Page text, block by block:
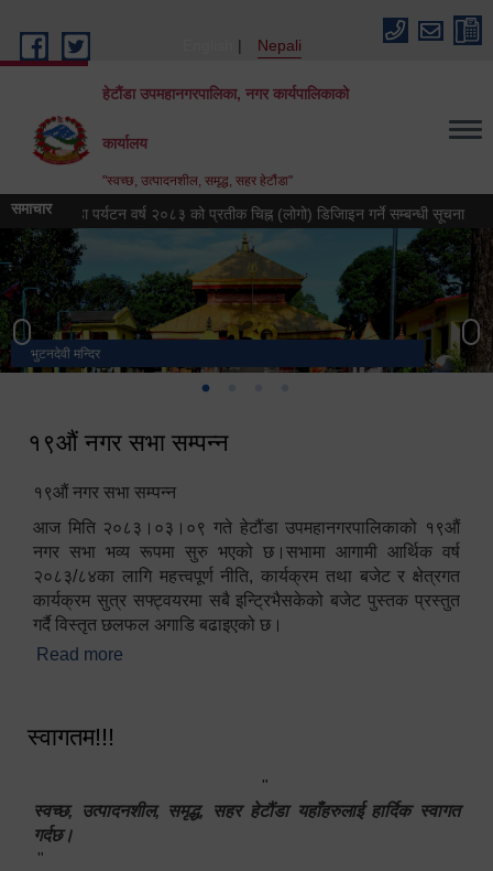
Nepali
हेटौंडा उपमहानगरपालिका, नगर कार्यपालिकाको
कार्यालय
"स्वच्छ, उत्पादनशील, समृद्ध, सहर हेटौंडा"
समाचार
हेटौंडा पर्यटन वर्ष २०८३ को प्रतीक चिह्न (लोगो) डिजिाइन गर्ने सम्बन्धी सूचना
भुटनदेवी मन्दिर
स्मारक
हेटौंडा उपमहानगरपालिका नगर कार्यपालिकाको कार्यालय
मनकामना डाँडाबाट देखिएको दृश्य
१९औं नगर सभा सम्पन्न
१९औं नगर सभा सम्पन्न
आज मिति २०८३।०३।०९ गते हेटौंडा उपमहानगरपालिकाको १९औं
नगर सभा भव्य रूपमा सुरु भएको छ।सभामा आगामी आर्थिक वर्ष
२०८३/८४का लागि महत्त्वपूर्ण नीति, कार्यक्रम तथा बजेट र क्षेत्रगत
कार्यक्रम सुत्र सफ्ट्वयरमा सबै इन्ट्रिभैसकेको बजेट पुस्तक प्रस्तुत
गर्दै विस्तृत छलफल अगाडि बढाइएको छ।
Read more
स्वागतम!!!
"
स्वच्छ, उत्पादनशील, समृद्ध, सहर हेटौंडा यहाँहरुलाई हार्दिक स्वागत
गर्दछ।
"